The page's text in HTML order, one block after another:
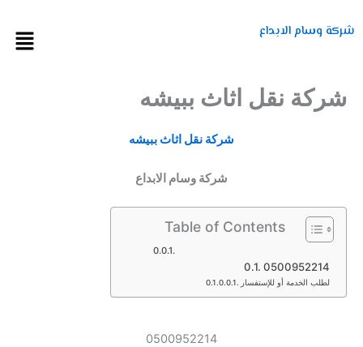
إلىشركة وسام الابداع
شركة نقل اثاث ببيشه
شركة نقل اثاث ببيشه
شركة وسام الابداع
Table of Contents
0500952214
لطلب الخدمة أو للإستفسار
0500952214